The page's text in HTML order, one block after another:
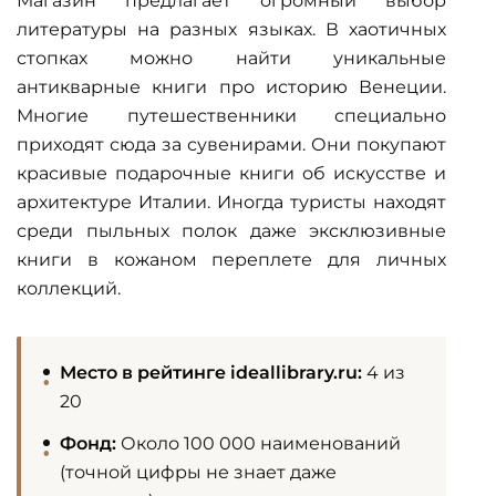
литературы на разных языках. В хаотичных
стопках можно найти уникальные
антикварные книги про историю Венеции.
Многие путешественники специально
приходят сюда за сувенирами. Они покупают
красивые подарочные книги об искусстве и
архитектуре Италии. Иногда туристы находят
среди пыльных полок даже эксклюзивные
книги в кожаном переплете для личных
коллекций.
Место в рейтинге ideallibrary.ru: 4 из
20
Фонд: Около 100 000 наименований
(точной цифры не знает даже